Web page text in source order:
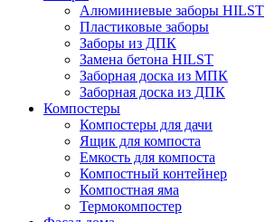
Алюминиевые заборы HILST
Пластиковые заборы
Заборы из ДПК
Замена бетона HILST
Заборная доска из МПК
Заборная доска из ДПК
Компостеры
Компостеры для дачи
Ящик для компоста
Емкость для компоста
Компостный контейнер
Компостная яма
Термокомпостер